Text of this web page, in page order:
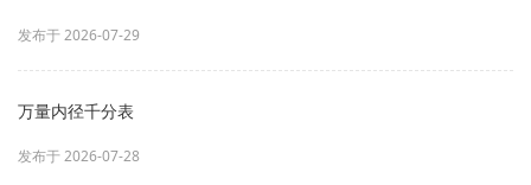
发布于 2026-07-29
万量内径千分表
发布于 2026-07-28